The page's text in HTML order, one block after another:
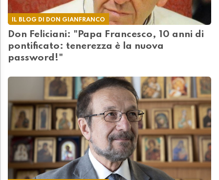
IL BLOG DI DON GIANFRANCO
Don Feliciani: "Papa Francesco, 10 anni di
pontificato: tenerezza è la nuova
password!"